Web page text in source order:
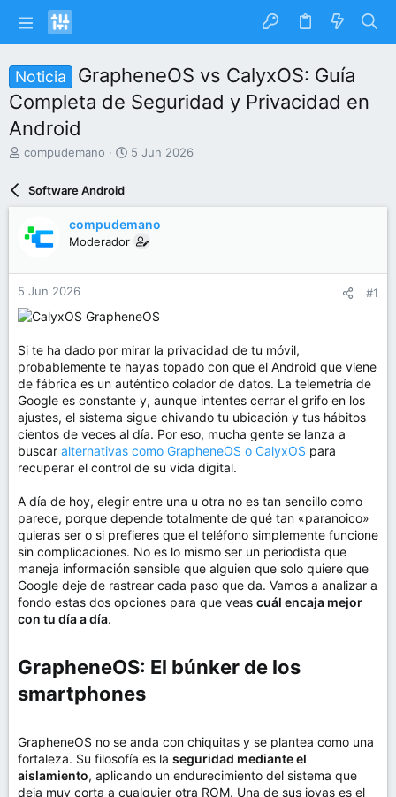
Noticia
GrapheneOS vs CalyxOS: Guía
Completa de Seguridad y Privacidad en
Android
I
a
r
d
e
l
t
e
m
a
compudemano
F
d
e
n
o
5 Jun 2026
Software Android
compudemano
Moderador
5 Jun 2026 #1
Si te ha dado por mirar la privacidad de tu móvil,
probablemente te hayas topado con que el Android que viene
de fábrica es un auténtico colador de datos. La telemetría de
Google es constante y, aunque intentes cerrar el grifo en los
ajustes, el sistema sigue chivando tu ubicación y tus hábitos
cientos de veces al día. Por eso, mucha gente se lanza a
buscar alternativas como GrapheneOS o CalyxOS para
recuperar el control de su vida digital.
A día de hoy, elegir entre una u otra no es tan sencillo como
parece, porque depende totalmente de qué tan «paranoico»
quieras ser o si prefieres que el teléfono simplemente funcione
sin complicaciones. No es lo mismo ser un periodista que
maneja información sensible que alguien que solo quiere que
Google deje de rastrear cada paso que da. Vamos a analizar a
fondo estas dos opciones para que veas cuál encaja mejor
con tu día a día.
GrapheneOS: El búnker de los
smartphones​
GrapheneOS no se anda con chiquitas y se plantea como una
fortaleza. Su filosofía es la seguridad mediante el
aislamiento, aplicando un endurecimiento del sistema que
deja muy corta a cualquier otra ROM. Una de sus joyas es el